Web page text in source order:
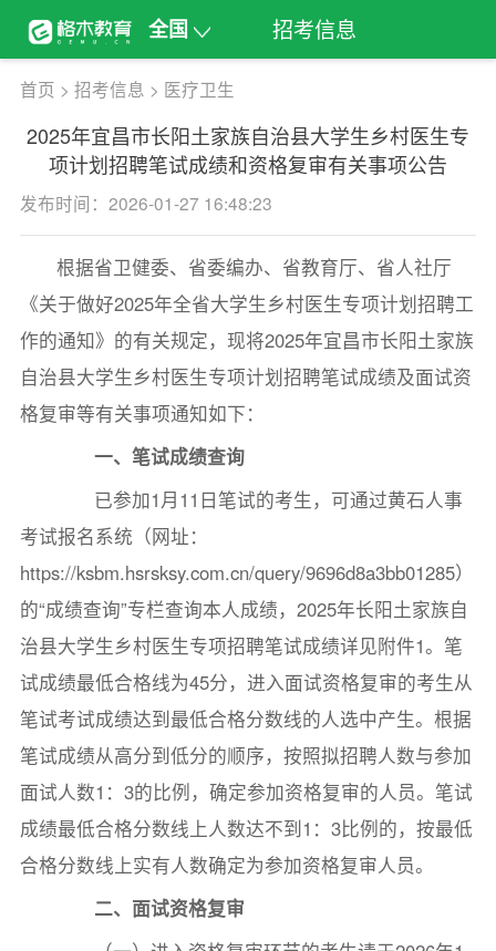
全国 招考信息
首页 > 招考信息 > 医疗卫生
2025年宜昌市长阳土家族自治县大学生乡村医生专
项计划招聘笔试成绩和资格复审有关事项公告
发布时间：2026-01-27 16:48:23
根据省卫健委、省委编办、省教育厅、省人社厅
《关于做好2025年全省大学生乡村医生专项计划招聘工
作的通知》的有关规定，现将2025年宜昌市长阳土家族
自治县大学生乡村医生专项计划招聘笔试成绩及面试资
格复审等有关事项通知如下：
一、笔试成绩查询
已参加1月11日笔试的考生，可通过黄石人事
考试报名系统（网址：
https://ksbm.hsrsksy.com.cn/query/9696d8a3bb01285）
的“成绩查询”专栏查询本人成绩，2025年长阳土家族自
治县大学生乡村医生专项招聘笔试成绩详见附件1。笔
试成绩最低合格线为45分，进入面试资格复审的考生从
笔试考试成绩达到最低合格分数线的人选中产生。根据
笔试成绩从高分到低分的顺序，按照拟招聘人数与参加
面试人数1：3的比例，确定参加资格复审的人员。笔试
成绩最低合格分数线上人数达不到1：3比例的，按最低
合格分数线上实有人数确定为参加资格复审人员。
二、面试资格复审